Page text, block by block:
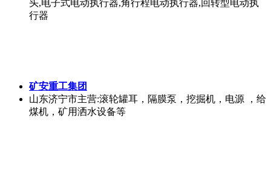
头,电子式电动执行器,角行程电动执行器,回转型电动执
行器
矿安重工集团
山东济宁市主营:滚轮罐耳，隔膜泵，挖掘机，电源 ，给
煤机，矿用洒水设备等